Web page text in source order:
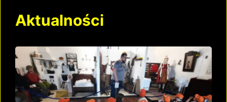
Aktualności